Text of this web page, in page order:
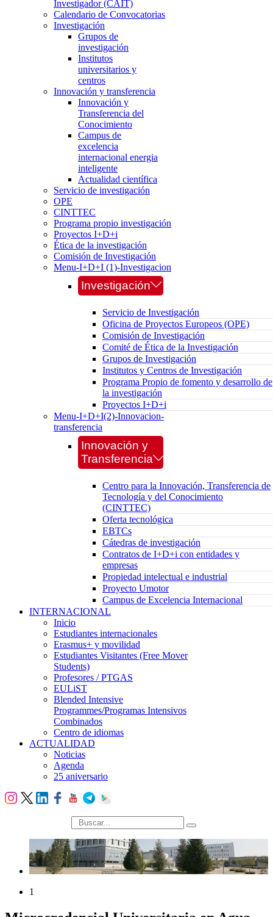
Investigador (CAIT)
Calendario de Convocatorias
Investigación
Grupos de
investigación
Institutos
universitarios y
centros
Innovación y transferencia
Innovación y
Transferencia del
Conocimiento
Campus de
excelencia
internacional energia
inteligente
Actualidad científica
Servicio de investigación
OPE
CINTTEC
Programa propio investigación
Proyectos I+D+i
Ética de la investigación
Comisión de Investigación
Menu-I+D+I (1)-Investigacion
Investigación
Servicio de Investigación
Oficina de Proyectos Europeos (OPE)
Comisión de Investigación
Comité de Ética de la Investigación
Grupos de Investigación
Institutos y Centros de Investigación
Programa Propio de fomento y desarrollo de
la investigación
Proyectos I+D+i
Menu-I+D+I(2)-Innovacion-
transferencia
Innovación y
Transferencia
Centro para la Innovación, Transferencia de
Tecnología y del Conocimiento
(CINTTEC)
Oferta tecnológica
EBTCs
Cátedras de investigación
Contratos de I+D+i con entidades y
empresas
Propiedad intelectual e industrial
Proyecto Umotor
Campus de Excelencia Internacional
INTERNACIONAL
Inicio
Estudiantes internacionales
Erasmus+ y movilidad
Estudiantes Visitantes (Free Mover
Students)
Profesores / PTGAS
EULiST
Blended Intensive
Programmes/Programas Intensivos
Combinados
Centro de idiomas
ACTUALIDAD
Noticias
Agenda
25 aniversario
búsqueda
1